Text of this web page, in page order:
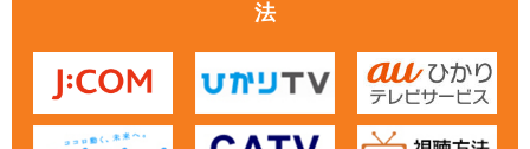
法